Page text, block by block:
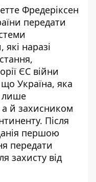
Фредеріксен
передати
наразі
ЄС війни
Україна, яка
лише
й захисником
Після
першою
передати
захисту від